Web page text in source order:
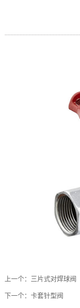
上一个： 三片式对焊球阀
下一个： 卡套针型阀